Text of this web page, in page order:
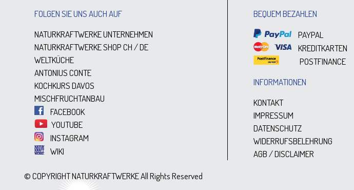
FOLGEN SIE UNS AUCH AUF
NATURKRAFTWERKE UNTERNEHMEN
NATURKRAFTWERKE SHOPCH/DE
WELTKÜCHE
ANTONIUS CONTE
KOCHKURS DAVOS
MISCHFRUCHTANBAU
FACEBOOK
YOUTUBE
INSTAGRAM
WIKI
BEQUEM BEZAHLEN
PAYPAL
KREDITKARTEN
POSTFINANCE
INFORMATIONEN
KONTAKT
IMPRESSUM
DATENSCHUTZ
WIDERRUFSBELEHRUNG
AGB / DISCLAIMER
© COPYRIGHT NATURKRAFTWERKE All Rights Reserved